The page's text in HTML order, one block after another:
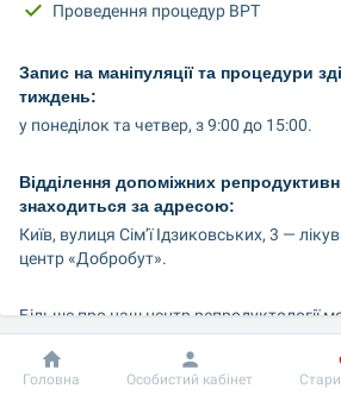
Проведення процедур ВРТ
Запис на маніпуляції та процедури
тиждень:
у понеділок та четвер, з 9:00 до 15:00.
Відділення допоміжних
знаходиться за адресою:
Київ, вулиця Сім’ї Ідзиковських, 3 —
центр «Добробут».
Більше про наш центр репродуктології
сайті: https://is.gd/SHHUl6
Добробут Інформація
Головна Особистий кабінет